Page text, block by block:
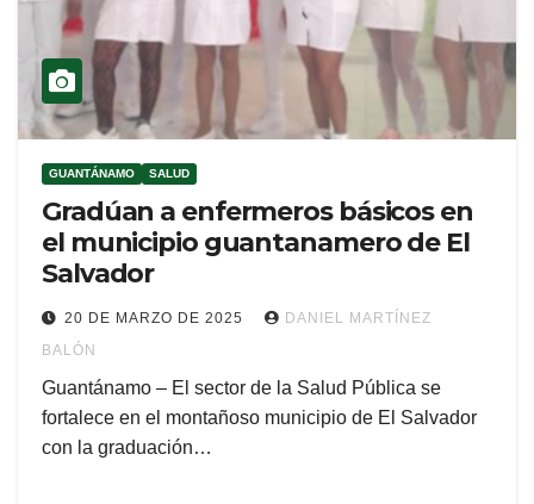
GUANTÁNAMO SALUD
Gradúan a enfermeros básicos en
el municipio guantanamero de El
Salvador
20 DE MARZO DE 2025
DANIEL MARTÍNEZ
BALÓN
Guantánamo – El sector de la Salud Pública se
fortalece en el montañoso municipio de El Salvador
con la graduación…